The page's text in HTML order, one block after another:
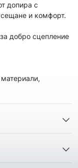
допира с
и комфорт.
добро сцепление